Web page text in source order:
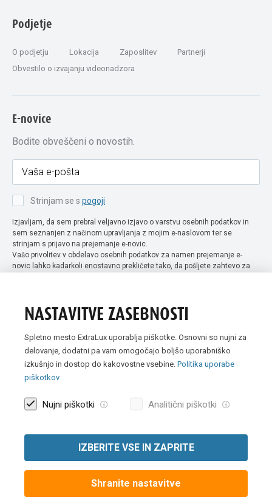
Podjetje
O podjetju Lokacija Zaposlitev
Partnerji
Obvestilo o izvajanju videonadzora
E-novice
Bodite obveščeni o novostih.
Strinjam se s pogoji
Izjavljam, da sem prebral veljavno izjavo o varstvu osebnih podatkov in
sem seznanjen z načinom upravljanja z mojim e-naslovom ter se
strinjam s prijavo na prejemanje e-novic.
Vašo privolitev v obdelavo osebnih podatkov za namen prejemanje e-
novic lahko kadarkoli enostavno prekličete tako, da pošljete zahtevo za
Vse slike so simbolične. Vse cene v spletni trgovini Extra Lux so
prikazane brez DDV-ja.
© 2007 -2026 Extra Lux d.o.o. Vse pravice pridržane | Politika uporabe
NASTAVITVE ZASEBNOSTI
Spletno mesto ExtraLux uporablja piškotke. Osnovni so nujni za
delovanje, dodatni pa vam omogočajo boljšo uporabniško
izkušnjo in dostop do kakovostne vsebine. Politika uporabe
piškotkov
Nujni piškotki Analitični piškotki
IZBERITE VSE IN ZAPRITE
Shranite nastavitve